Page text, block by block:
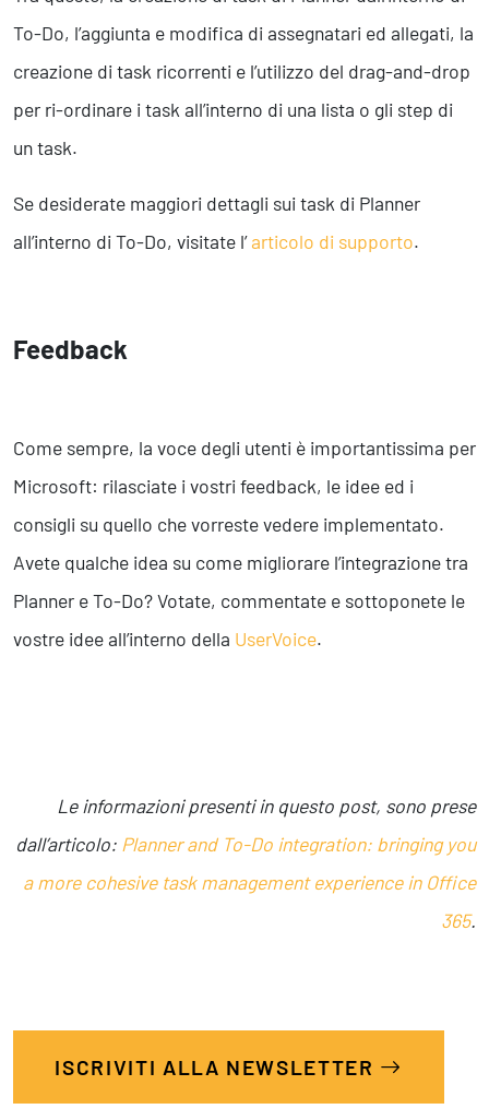
To-Do, l’aggiunta e modifica di assegnatari ed allegati, la
creazione di task ricorrenti e l’utilizzo del drag-and-drop
per ri-ordinare i task all’interno di una lista o gli step di
un task.
Se desiderate maggiori dettagli sui task di Planner
all’interno di To-Do, visitate l’articolo di supporto.
Feedback
Come sempre, la voce degli utenti è importantissima per
Microsoft: rilasciate i vostri feedback, le idee ed i
consigli su quello che vorreste vedere implementato.
Avete qualche idea su come migliorare l’integrazione tra
Planner e To-Do? Votate, commentate e sottoponete le
vostre idee all’interno della UserVoice.
Le informazioni presenti in questo post, sono prese
dall’articolo: Planner and To-Do integration: bringing you
a more cohesive task management experience in Office
365.
ISCRIVITI ALLA NEWSLETTER